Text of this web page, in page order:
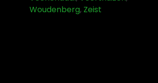
Woudenberg, Zeist